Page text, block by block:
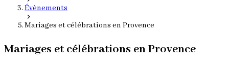
Évènements
Mariages et célébrations en Provence
Mariages et célébrations en Provence